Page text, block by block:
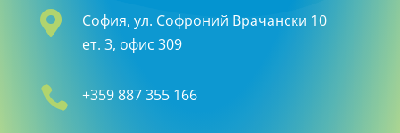

София, ул. Софроний Врачански 10
ет. 3, офис 309
 +359 887 355 166